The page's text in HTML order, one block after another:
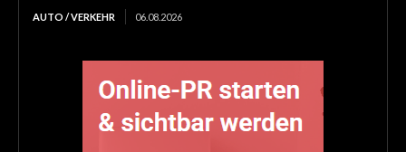
AUTO / VERKEHR 06.08.2026